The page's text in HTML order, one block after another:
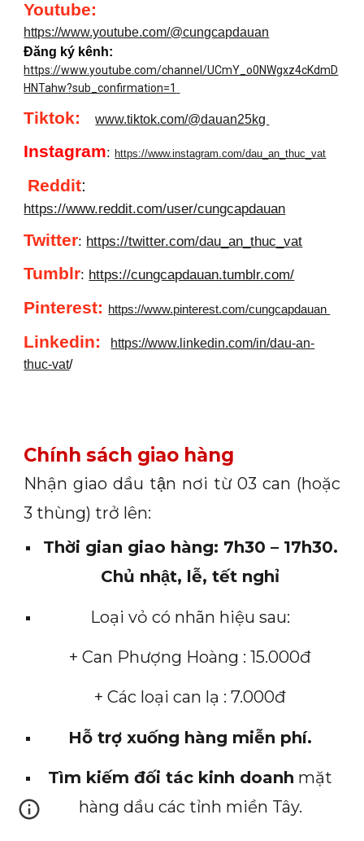
Youtube:
https://www.youtube.com/@cungcapdauan
Đăng ký kênh:
https://www.youtube.com/channel/UCmY_o0NWgxz4cKdmD
HNTahw?sub_confirmation=1
Tiktok:www.tiktok.com/@dauan25kg
Instagram: https://www.instagram.com/dau_an_thuc_vat
Reddit:
https://www.reddit.com/user/cungcapdauan
Twitter: https://twitter.com/dau_an_thuc_vat
Tumblr: https://cungcapdauan.tumblr.com/
Pinterest: https://www.pinterest.com/cungcapdauan
Linkedin:
https://www.linkedin.com/in/dau-an-
thuc-vat/
Chính sách giao hàng
Nhận giao dầu tận nơi từ 03 can (hoặc
3 thùng) trở lên:
Thời gian giao hàng: 7h30 – 17h30.
Chủ nhật, lễ, tết nghỉ
Loại vỏ có nhãn hiệu sau:
+ Can Phượng Hoàng : 15.000đ
+ Các loại can lạ : 7.000đ
Hỗ trợ xuống hàng miễn phí.
Tìm kiếm đối tác kinh doanh mặt
hàng dầu các tỉnh miền Tây.